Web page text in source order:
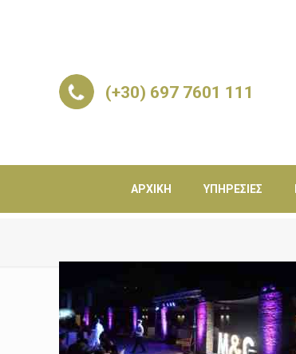
(+30) 697 7601 111
ΑΡΧΙΚΉ ΥΠΗΡΕΣΊΕΣ